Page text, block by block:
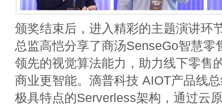
颁奖结束后，进入精彩的主题演讲环
总监高恺分享了商汤SenseGo智慧零
领先的视觉算法能力，助力线下零售
商业更智能。滴普科技 AIOT产品线
极具特点的Serverless架构，通过云